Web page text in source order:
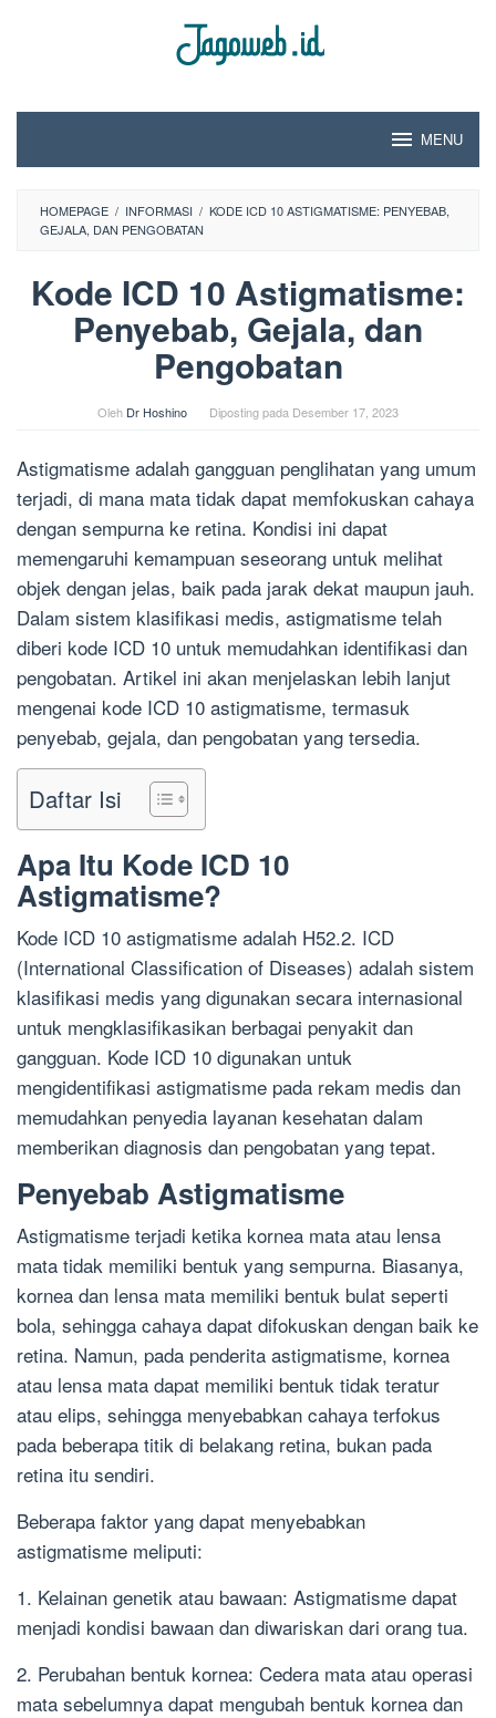
MENU
HOMEPAGE / INFORMASI / KODE ICD 10 ASTIGMATISME: PENYEBAB,
GEJALA, DAN PENGOBATAN
Kode ICD 10 Astigmatisme:
Penyebab, Gejala, dan
Pengobatan
Oleh Dr Hoshino Diposting pada Desember 17, 2023
Astigmatisme adalah gangguan penglihatan yang umum
terjadi, di mana mata tidak dapat memfokuskan cahaya
dengan sempurna ke retina. Kondisi ini dapat
memengaruhi kemampuan seseorang untuk melihat
objek dengan jelas, baik pada jarak dekat maupun jauh.
Dalam sistem klasifikasi medis, astigmatisme telah
diberi kode ICD 10 untuk memudahkan identifikasi dan
pengobatan. Artikel ini akan menjelaskan lebih lanjut
mengenai kode ICD 10 astigmatisme, termasuk
penyebab, gejala, dan pengobatan yang tersedia.
Daftar Isi
Apa Itu Kode ICD 10
Astigmatisme?
Kode ICD 10 astigmatisme adalah H52.2. ICD
(International Classification of Diseases) adalah sistem
klasifikasi medis yang digunakan secara internasional
untuk mengklasifikasikan berbagai penyakit dan
gangguan. Kode ICD 10 digunakan untuk
mengidentifikasi astigmatisme pada rekam medis dan
memudahkan penyedia layanan kesehatan dalam
memberikan diagnosis dan pengobatan yang tepat.
Penyebab Astigmatisme
Astigmatisme terjadi ketika kornea mata atau lensa
mata tidak memiliki bentuk yang sempurna. Biasanya,
kornea dan lensa mata memiliki bentuk bulat seperti
bola, sehingga cahaya dapat difokuskan dengan baik ke
retina. Namun, pada penderita astigmatisme, kornea
atau lensa mata dapat memiliki bentuk tidak teratur
atau elips, sehingga menyebabkan cahaya terfokus
pada beberapa titik di belakang retina, bukan pada
retina itu sendiri.
Beberapa faktor yang dapat menyebabkan
astigmatisme meliputi:
1. Kelainan genetik atau bawaan: Astigmatisme dapat
menjadi kondisi bawaan dan diwariskan dari orang tua.
2. Perubahan bentuk kornea: Cedera mata atau operasi
mata sebelumnya dapat mengubah bentuk kornea dan